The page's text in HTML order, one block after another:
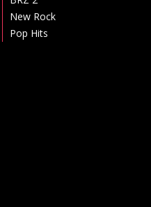
New Rock
Pop Hits